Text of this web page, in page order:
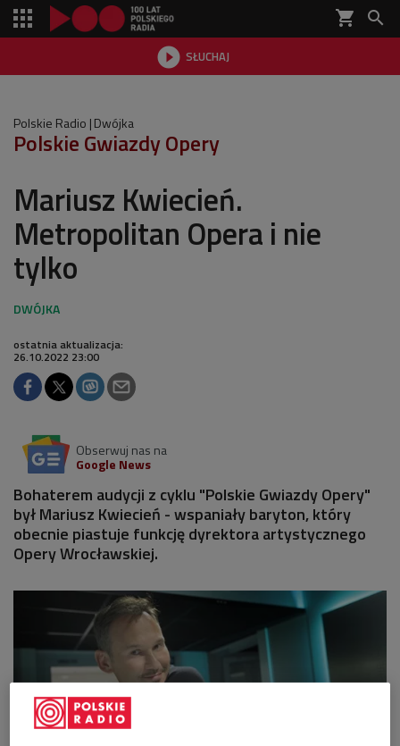
shopping_cart 
 SŁUCHAJ

Polskie Radio Dwójka
Polskie Gwiazdy Opery
Mariusz Kwiecień.
Metropolitan Opera i nie
tylko
ostatnia aktualizacja:
26.10.2022 23:00
Obserwuj nas na
Google News
Bohaterem audycji z cyklu "Polskie Gwiazdy Opery"
był Mariusz Kwiecień - wspaniały baryton, który
obecnie piastuje funkcję dyrektora artystycznego
Opery Wrocławskiej.